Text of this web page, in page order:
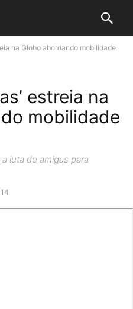
na Globo abordando mobilidade
estreia na
mobilidade
luta de amigas para